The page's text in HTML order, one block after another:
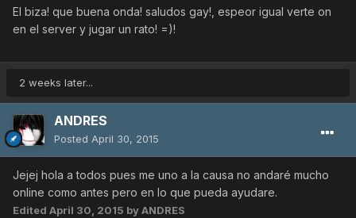
El biza! que buena onda! saludos gay!, espeor igual verte on
en el server y jugar un rato! =)!
2 weeks later...
ANDRES
Posted April 30, 2015
Jejej hola a todos pues me uno a la causa no andaré mucho
online como antes pero en lo que pueda ayudare.
Edited April 30, 2015 by ANDRES